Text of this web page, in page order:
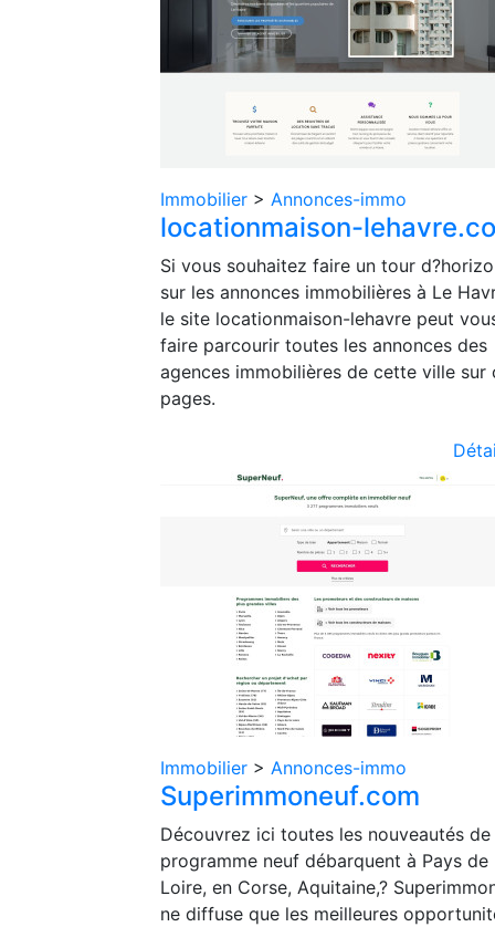
Immobilier > Annonces-immo
locationmaison-
Si vous souhaitez faire un tour
sur les annonces immobilières à Le
le site locationmaison-lehavre peut
faire parcourir toutes les annonces des
agences immobilières de cette ville sur
pages.
Immobilier > Annonces-immo
Superimmoneuf.com
Découvrez ici toutes les nouveautés de
programme neuf débarquent à Pays de
Loire, en Corse, Aquitaine,?
ne diffuse que les meilleures